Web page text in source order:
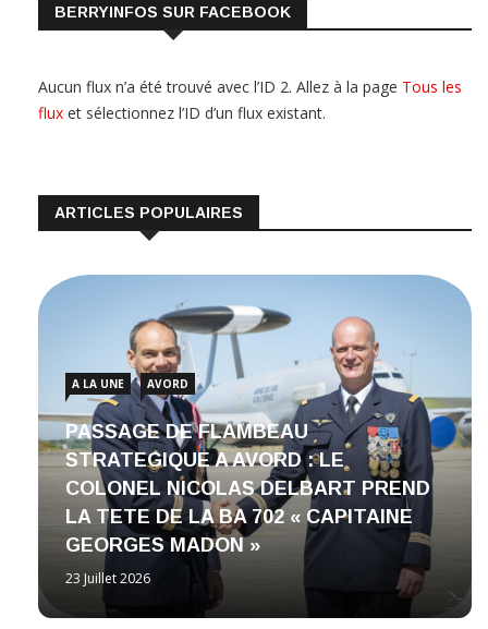
BERRYINFOS SUR FACEBOOK
Aucun flux n’a été trouvé avec l’ID 2. Allez à la page Tous les
flux et sélectionnez l’ID d’un flux existant.
ARTICLES POPULAIRES
A LA UNE AVORD
PASSAGE DE FLAMBEAU
STRATEGIQUE A AVORD : LE
COLONEL NICOLAS DELBART PREND
LA TETE DE LA BA 702 « CAPITAINE
GEORGES MADON »
23 Juillet 2026